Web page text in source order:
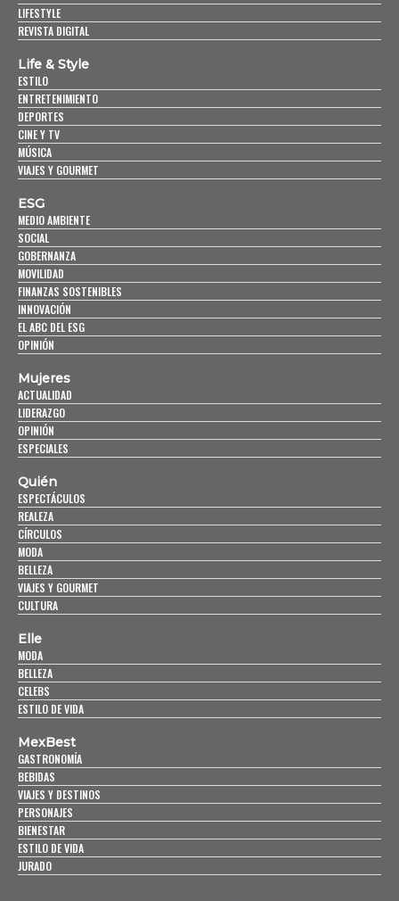
LIFESTYLE
REVISTA DIGITAL
Life & Style
ESTILO
ENTRETENIMIENTO
DEPORTES
CINE Y TV
MÚSICA
VIAJES Y GOURMET
ESG
MEDIO AMBIENTE
SOCIAL
GOBERNANZA
MOVILIDAD
FINANZAS SOSTENIBLES
INNOVACIÓN
EL ABC DEL ESG
OPINIÓN
Mujeres
ACTUALIDAD
LIDERAZGO
OPINIÓN
ESPECIALES
Quién
ESPECTÁCULOS
REALEZA
CÍRCULOS
MODA
BELLEZA
VIAJES Y GOURMET
CULTURA
Elle
MODA
BELLEZA
CELEBS
ESTILO DE VIDA
MexBest
GASTRONOMÍA
BEBIDAS
VIAJES Y DESTINOS
PERSONAJES
BIENESTAR
ESTILO DE VIDA
JURADO